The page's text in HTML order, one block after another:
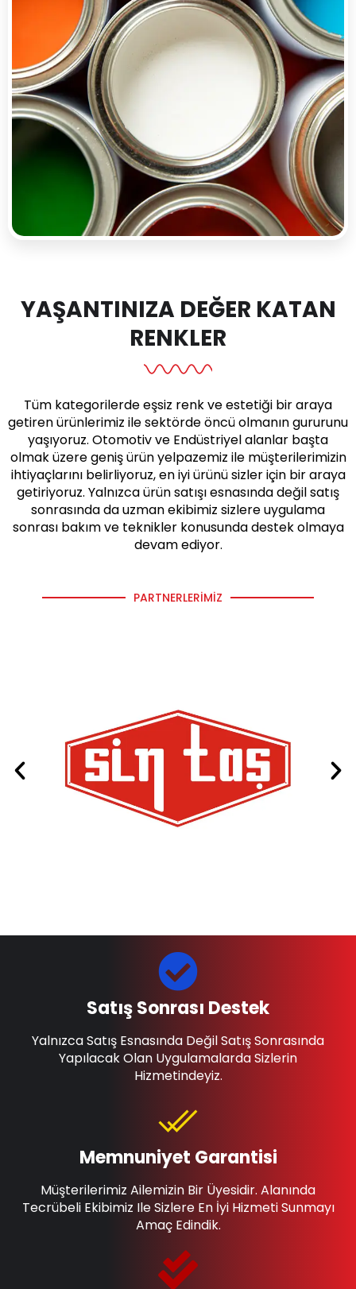
YAŞANTINIZA DEĞER KATAN
RENKLER
Tüm kategorilerde eşsiz renk ve estetiği bir araya
getiren ürünlerimiz ile sektörde öncü olmanın gururunu
yaşıyoruz. Otomotiv ve Endüstriyel alanlar başta
olmak üzere geniş ürün yelpazemiz ile müşterilerimizin
ihtiyaçlarını belirliyoruz, en iyi ürünü sizler için bir araya
getiriyoruz. Yalnızca ürün satışı esnasında değil satış
sonrasında da uzman ekibimiz sizlere uygulama
sonrası bakım ve teknikler konusunda destek olmaya
devam ediyor.
PARTNERLERIMIZ
Memnuniyet Garantisi
Müşterilerimiz Ailemizin Bir Üyesidir. Alanında
Tecrübeli Ekibimiz Ile Sizlere En İyi Hizmeti Sunmayı
Amaç Edindik.
Satış Sonrası Destek
Yalnızca Satış Esnasında Değil Satış Sonrasında
Yapılacak Olan Uygulamalarda Sizlerin
Hizmetindeyiz.